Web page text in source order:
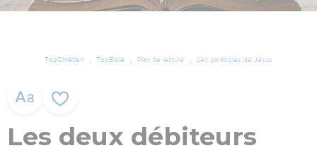
TopChrétien TopBible Plan de lecture Les paraboles de Jésus
Les deux débiteurs